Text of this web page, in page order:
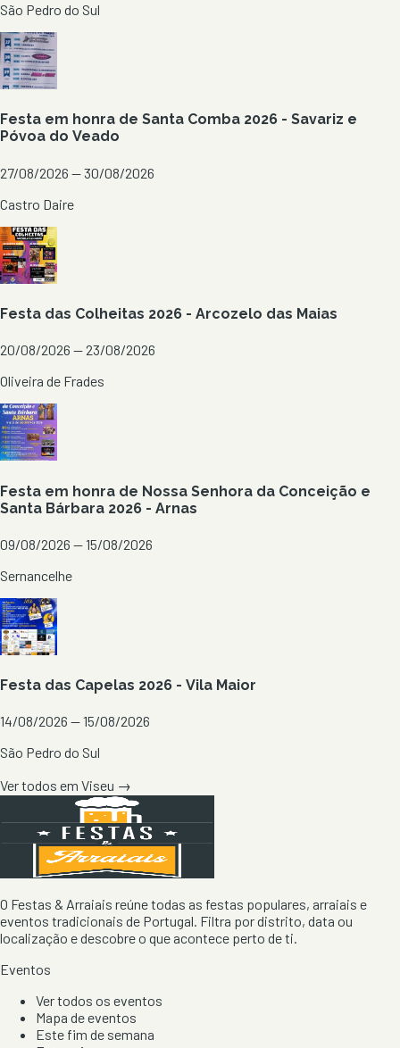
São Pedro do Sul
Festa em honra de Santa Comba 2026 - Savariz e
Póvoa do Veado
27/08/2026 — 30/08/2026
Castro Daire
Festa das Colheitas 2026 - Arcozelo das Maias
20/08/2026 — 23/08/2026
Oliveira de Frades
Festa em honra de Nossa Senhora da Conceição e
Santa Bárbara 2026 - Arnas
09/08/2026 — 15/08/2026
Sernancelhe
Festa das Capelas 2026 - Vila Maior
14/08/2026 — 15/08/2026
São Pedro do Sul
Ver todos em Viseu →
O Festas & Arraiais reúne todas as festas populares, arraiais e
eventos tradicionais de Portugal. Filtra por distrito, data ou
localização e descobre o que acontece perto de ti.
Eventos
Ver todos os eventos
Mapa de eventos
Este fim de semana